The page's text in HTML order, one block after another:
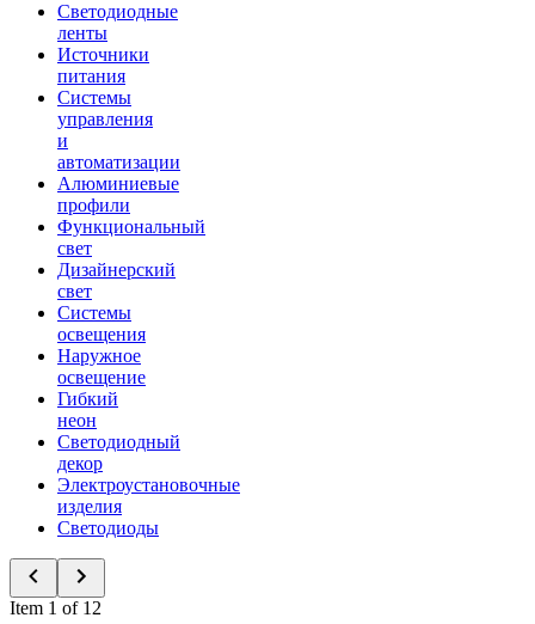
Светодиодные
ленты
Источники
питания
Системы
управления
и
автоматизации
Алюминиевые
профили
Функциональный
свет
Дизайнерский
свет
Системы
освещения
Наружное
освещение
Гибкий
неон
Светодиодный
декор
Электроустановочные
изделия
Светодиоды
Item 1 of 12